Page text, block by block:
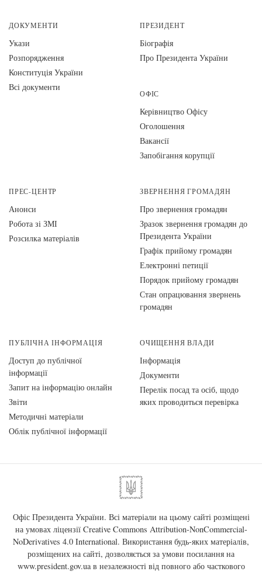
ДОКУМЕНТИ
Укази
Розпорядження
Конституція України
Всі документи
ПРЕЗИДЕНТ
Біографія
Про Президента України
ОФІС
Керівництво Офісу
Оголошення
Вакансії
Запобігання корупції
ПРЕС-ЦЕНТР
Анонси
Робота зі ЗМІ
Розсилка матеріалів
ЗВЕРНЕННЯ ГРОМАДЯН
Про звернення громадян
Зразок звернення громадян до
Президента України
Графік прийому громадян
Електронні петиції
Порядок прийому громадян
Стан опрацювання звернень
громадян
ПУБЛІЧНА ІНФОРМАЦІЯ
Доступ до публічної
інформації
Запит на інформацію онлайн
Звіти
Методичні матеріали
Облік публічної інформації
ОЧИЩЕННЯ ВЛАДИ
Інформація
Документи
Перелік посад та осіб, щодо
яких проводиться перевірка
Офіс Президента України. Всі матеріали на цьому сайті розміщені
на умовах ліцензії Creative Commons Attribution-NonCommercial-
NoDerivatives 4.0 International. Використання будь-яких матеріалів,
розміщених на сайті, дозволяється за умови посилання на
www.president.gov.uaв незалежності від повного або часткового